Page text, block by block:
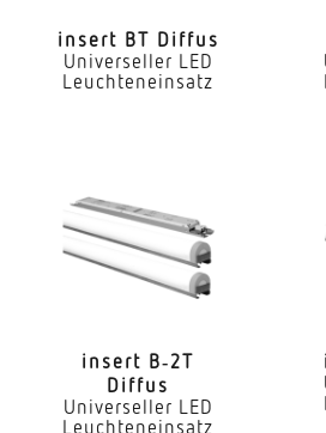
Farbtemperatur
4000 K
Geeignet für
geeignet für
Leuchtmittel
insert BT Diffus
Universeller LED
Leuchteneinsatz
insert B‑2T
Diffus
Universeller LED
Leuchteneinsatz